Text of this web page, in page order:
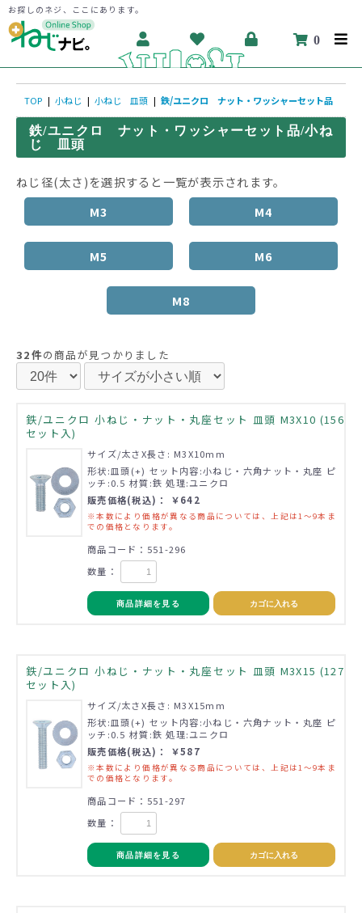
お探しのネジ、ここにあります。
0
TOP | 小ねじ | 小ねじ 皿頭 | 鉄/ユニクロ ナット・ワッシャーセット品
鉄/ユニクロ ナット・ワッシャーセット品/小ね
じ 皿頭
ねじ径(太さ)を選択すると一覧が表示されます。
M3
M4
M5 M6
M8
32件の商品が見つかりました
鉄/ユニクロ 小ねじ・ナット・丸座セット 皿頭 M3X10 (156
セット入)
サイズ/太さX長さ: M3X10mm
形状:皿頭(+) セット内容:小ねじ・六角ナット・丸座 ピ
ッチ:0.5 材質:鉄 処理:ユニクロ
販売価格(税込)： ￥642
※本数により価格が異なる商品については、上記は1～9本ま
での価格となります。
商品コード：551-296
数量：
商品詳細を見る カゴに入れる
鉄/ユニクロ 小ねじ・ナット・丸座セット 皿頭 M3X15 (127
セット入)
サイズ/太さX長さ: M3X15mm
形状:皿頭(+) セット内容:小ねじ・六角ナット・丸座 ピ
ッチ:0.5 材質:鉄 処理:ユニクロ
販売価格(税込)： ￥587
※本数により価格が異なる商品については、上記は1～9本ま
での価格となります。
商品コード：551-297
数量：
商品詳細を見る カゴに入れる